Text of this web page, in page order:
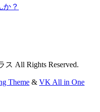
か？
All Rights Reserved.
Theme & VK All in One